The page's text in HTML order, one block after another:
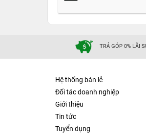
TRẢ GÓP 0% LÃI
Hệ thống bán lẻ
Đối tác doanh nghiệp
Giới thiệu
Tin tức
Tuyển dụng